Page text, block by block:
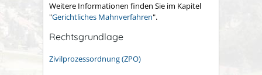
Weitere Informationen finden Sie im Kapitel
"Gerichtliches Mahnverfahren".
Rechtsgrundlage
Zivilprozessordnung (ZPO)